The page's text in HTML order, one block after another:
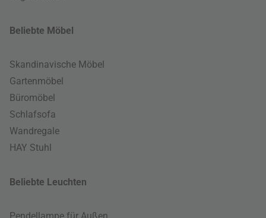
Beliebte Möbel
Skandinavische Möbel
Gartenmöbel
Büromöbel
Schlafsofa
Wandregale
HAY Stuhl
Beliebte Leuchten